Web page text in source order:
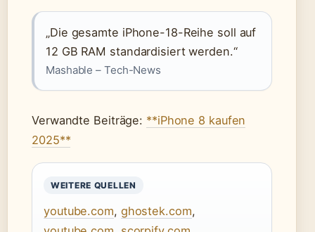
„Die gesamte iPhone-18-Reihe soll auf
12 GB RAM standardisiert werden.“
Mashable – Tech-News
Verwandte Beiträge: **iPhone 8 kaufen
2025**
WEITERE QUELLEN
youtube.com, ghostek.com,